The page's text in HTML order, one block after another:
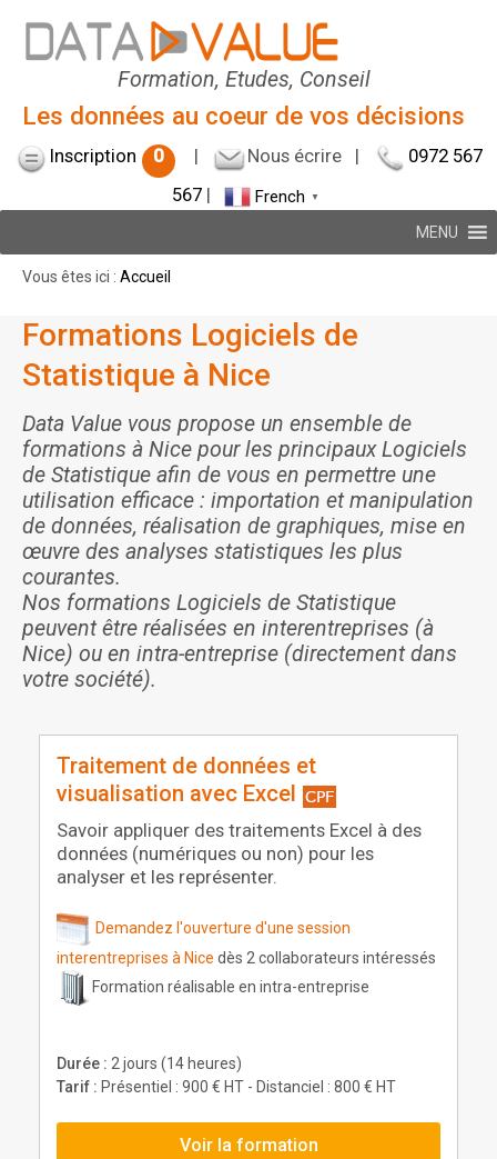
Formation, Etudes, Conseil
Les données au coeur de vos décisions
Inscription 0 | Nous écrire |
0972 567
567 | French ▼
MENU
Vous êtes ici : Accueil
Formations Logiciels de
Statistique à Nice
Data Value vous propose un ensemble de
formations à Nice pour les principaux Logiciels
de Statistique afin de vous en permettre une
utilisation efficace : importation et manipulation
de données, réalisation de graphiques, mise en
œuvre des analyses statistiques les plus
courantes.
Nos formations Logiciels de Statistique
peuvent être réalisées en interentreprises (à
Nice) ou en intra-entreprise (directement dans
votre société).
Traitement de données et
visualisation avec Excel
Savoir appliquer des traitements Excel à des
données (numériques ou non) pour les
analyser et les représenter.
Demandez l'ouverture d'une session
interentreprises à Nice dès 2 collaborateurs intéressés
Formation réalisable en intra-entreprise
Durée : 2 jours (14 heures)
Tarif : Présentiel : 900 € HT - Distanciel : 800 € HT
Voir la formation